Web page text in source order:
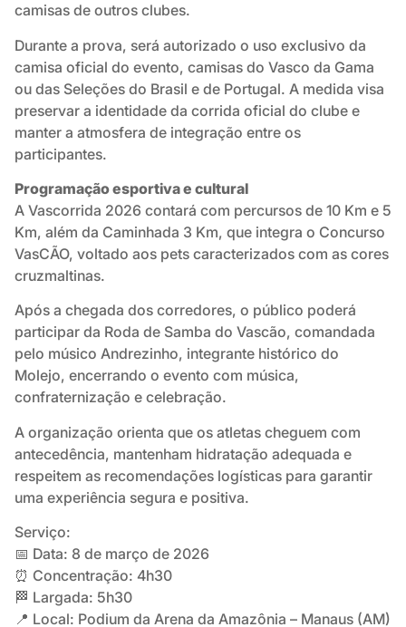
camisas de outros clubes.
Durante a prova, será autorizado o uso exclusivo da
camisa oficial do evento, camisas do Vasco da Gama
ou das Seleções do Brasil e de Portugal. A medida visa
preservar a identidade da corrida oficial do clube e
manter a atmosfera de integração entre os
participantes.
Programação esportiva e cultural
A Vascorrida 2026 contará com percursos de 10 Km e 5
Km, além da Caminhada 3 Km, que integra o Concurso
VasCÃO, voltado aos pets caracterizados com as cores
cruzmaltinas.
Após a chegada dos corredores, o público poderá
participar da Roda de Samba do Vascão, comandada
pelo músico Andrezinho, integrante histórico do
Molejo, encerrando o evento com música,
confraternização e celebração.
A organização orienta que os atletas cheguem com
antecedência, mantenham hidratação adequada e
respeitem as recomendações logísticas para garantir
uma experiência segura e positiva.
Serviço:
📅 Data: 8 de março de 2026
⏰ Concentração: 4h30
🏁 Largada: 5h30
📍 Local: Podium da Arena da Amazônia – Manaus (AM)